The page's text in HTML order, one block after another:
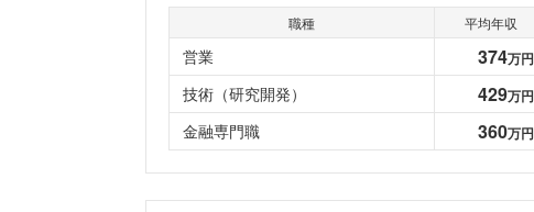
職種 平均年収
営業 374万円
技術（研究開発） 429万円
金融専門職 360万円